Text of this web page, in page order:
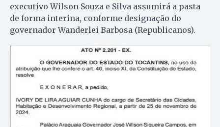
executivo Wilson Souza e Silva assumirá a pasta
de forma interina, conforme designação do
governador Wanderlei Barbosa (Republicanos).